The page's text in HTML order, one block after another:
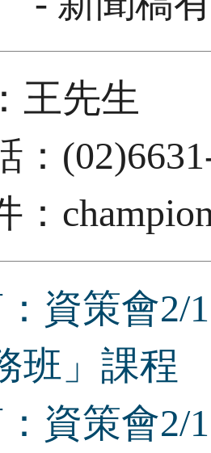
王先生
：
：
：資策會
班」課程
資策會2/